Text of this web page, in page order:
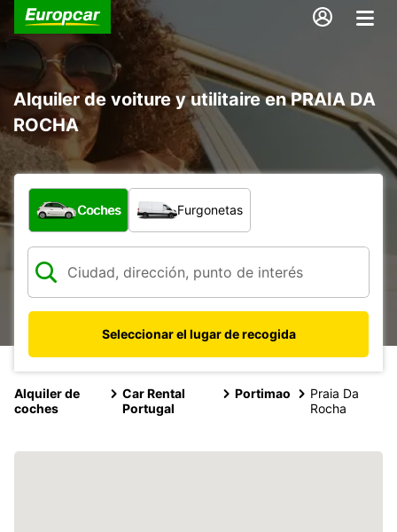
Alquiler de voiture y utilitaire en PRAIA DA
ROCHA
¿Qué tipo de vehículo?
Coches Furgonetas
Seleccionar el lugar de recogida
Alquiler de
coches
Car Rental
Portugal
Portimao
Praia Da
Rocha